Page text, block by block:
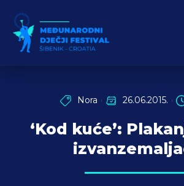
Nora 26.06.2015.
‘Kod kuće’: